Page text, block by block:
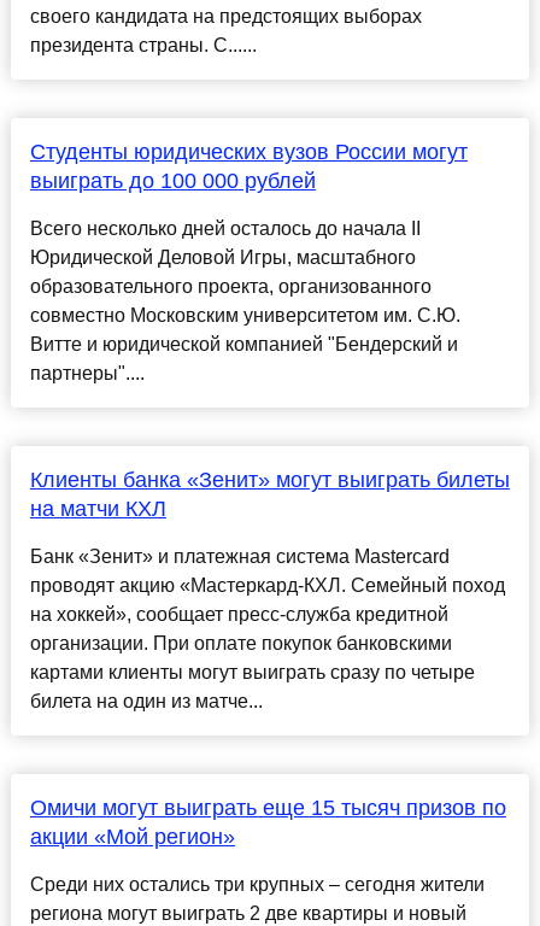
своего кандидата на предстоящих выборах
президента страны. С......
Студенты юридических вузов России могут
выиграть до 100 000 рублей
Всего несколько дней осталось до начала II
Юридической Деловой Игры, масштабного
образовательного проекта, организованного
совместно Московским университетом им. С.Ю.
Витте и юридической компанией "Бендерский и
партнеры"....
Клиенты банка «Зенит»​ могут выиграть билеты
на матчи КХЛ
Банк «Зенит» и платежная система Mastercard
проводят акцию «Мастеркард-КХЛ. Семейный поход
на хоккей», сообщает пресс-служба кредитной
организации. При оплате покупок банковскими
картами клиенты могут выиграть сразу по четыре
билета на один из матче...
Омичи могут выиграть еще 15 тысяч призов по
акции «Мой регион»
Среди них остались три крупных – сегодня жители
региона могут выиграть 2 две квартиры и новый